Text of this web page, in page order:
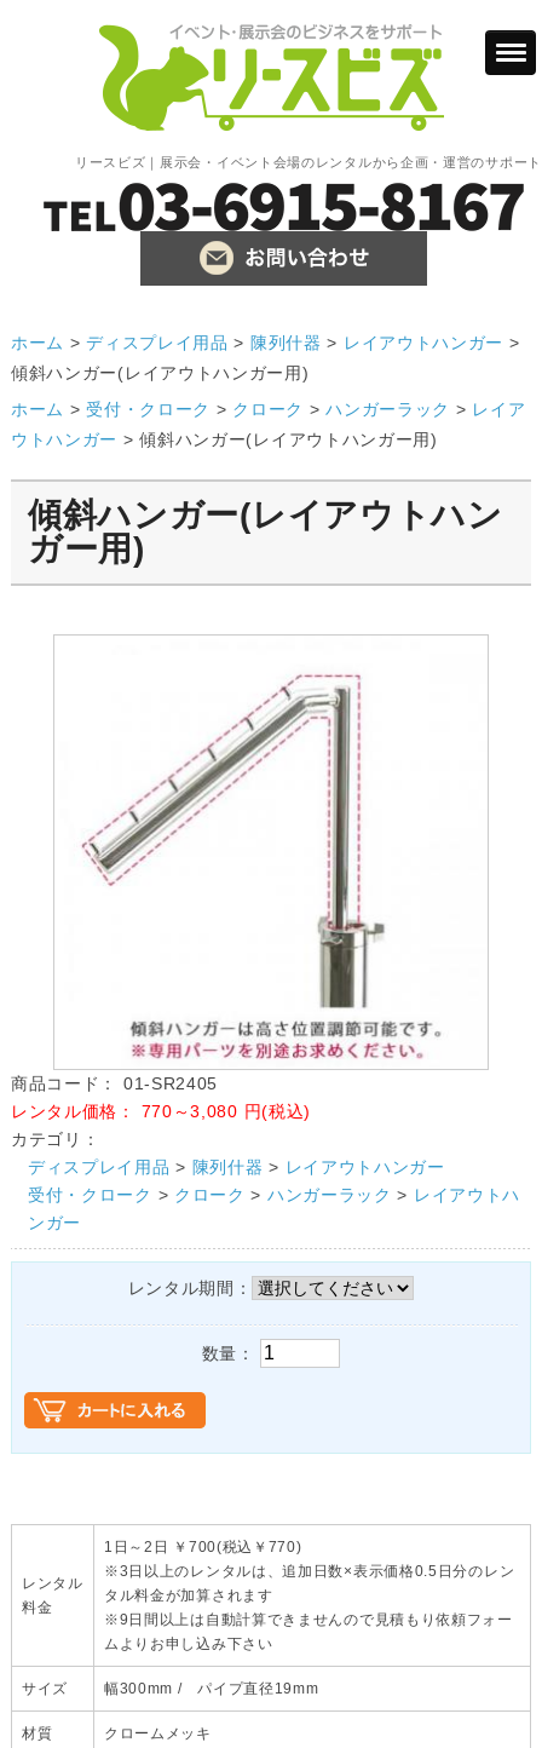
リースビズ｜展示会・イベント会場のレンタルから企画・運営のサポート
ホーム >ディスプレイ用品 > 陳列什器 > レイアウトハンガー >
傾斜ハンガー(レイアウトハンガー用)
ホーム >受付・クローク > クローク >ハンガーラック > レイア
ウトハンガー >傾斜ハンガー(レイアウトハンガー用)
傾斜ハンガー(レイアウトハン
ガー用)
商品コード：
01-SR2405
レンタル価格：
770～3,080 円(税込)
カテゴリ：
ディスプレイ用品 > 陳列什器 > レイアウトハンガー
受付・クローク > クローク > ハンガーラック > レイアウトハ
ンガー
レンタル期間：
数量：
レンタル
料金
1日～2日 ￥700(税込￥770)
※3日以上のレンタルは、追加日数×表示価格0.5日分のレン
タル料金が加算されます
※9日間以上は自動計算できませんので見積もり依頼フォー
ムよりお申し込み下さい
サイズ 幅300mm / パイプ直径19mm
材質 クロームメッキ